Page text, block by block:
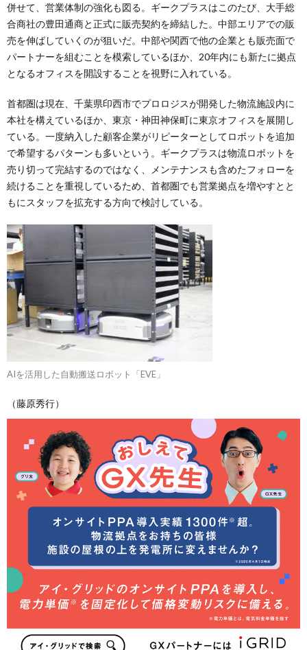
併せて、営業体制の強化も図る。ギークプラスはこのたび、大手総
合商社の豊田通商と正式に販売契約を締結した。中部エリアでの販
売を伸ばしていくのが狙いだ。中部や関西で他の企業とも販売面で
パートナーを組むことを模索しているほか、20年内にも新たに拠点
となるオフィスを開設することを視野に入れている。
首都圏は現在、千葉県印西市でプロロジスが開発した物流施設内に
本社を構えているほか、東京・神田神保町に東京オフィスを展開し
ている。一度納入した顧客企業がリピーターとしてロボットを追加
で希望するパターンも多いという。ギークプラスは物流ロボットを
売り切って完結するのではなく、メンテナンスも含めたフォローを
続けることを重視しているため、首都圏でも営業拠点を増やすとと
もにスタッフを拡充する方向で検討している。
AIを活用した自動搬送ロボット「EVE」
（藤原秀行）